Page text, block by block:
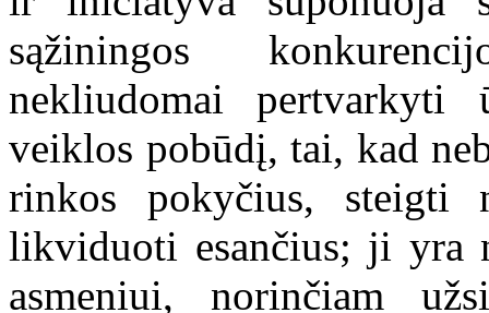
sąžiningos
nekliudomai
veiklos pobūdį, tai, kad
rinkos pokyčius, steigti
likviduoti esančius; ji yra
asmeniui, norinčiam